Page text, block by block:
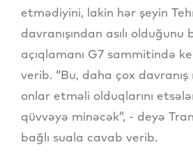
etmədiyini, lakin hər şeyin
davranışından asılı olduğunu
açıqlamanı G7 sammitində
verib. “Bu, daha çox
onlar etməli olduqlarını
qüvvəyə minəcək”, - deyə
bağlı suala cavab verib.